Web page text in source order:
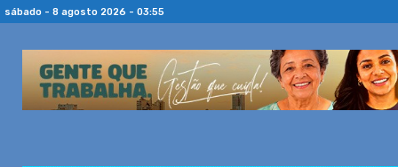
sábado - 8 agosto 2026 - 03:55